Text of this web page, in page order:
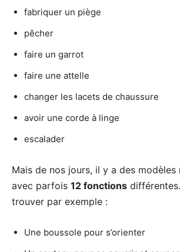
fabriquer un piège
pêcher
faire un garrot
faire une attelle
changer les lacets de chaussure
avoir une corde à linge
escalader
Mais de nos jours, il y a des
avec parfois 12 fonctions
trouver par exemple :
Une boussole pour s’orienter